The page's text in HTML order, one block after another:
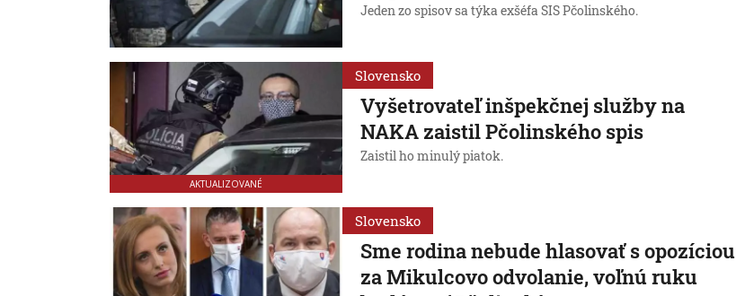
Jeden zo spisov sa týka exšéfa SIS Pčolinského.
AKTUALIZOVANÉ
Slovensko
Vyšetrovateľ inšpekčnej služby na
NAKA zaistil Pčolinského spis
Zaistil ho minulý piatok.
Slovensko
Sme rodina nebude hlasovať s opozíciou
za Mikulcovo odvolanie, voľnú ruku